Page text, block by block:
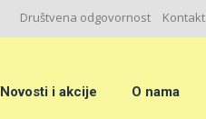
Društvena odgovornost Kontakt
Novosti i akcije O nama